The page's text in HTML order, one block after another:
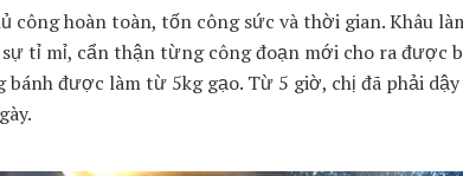
công hoàn toàn, tốn công sức và thời gian. Khâu
tỉ mỉ, cẩn thận từng công đoạn mới cho ra được
được làm từ 5kg gạo. Từ 5 giờ, chị đã phải